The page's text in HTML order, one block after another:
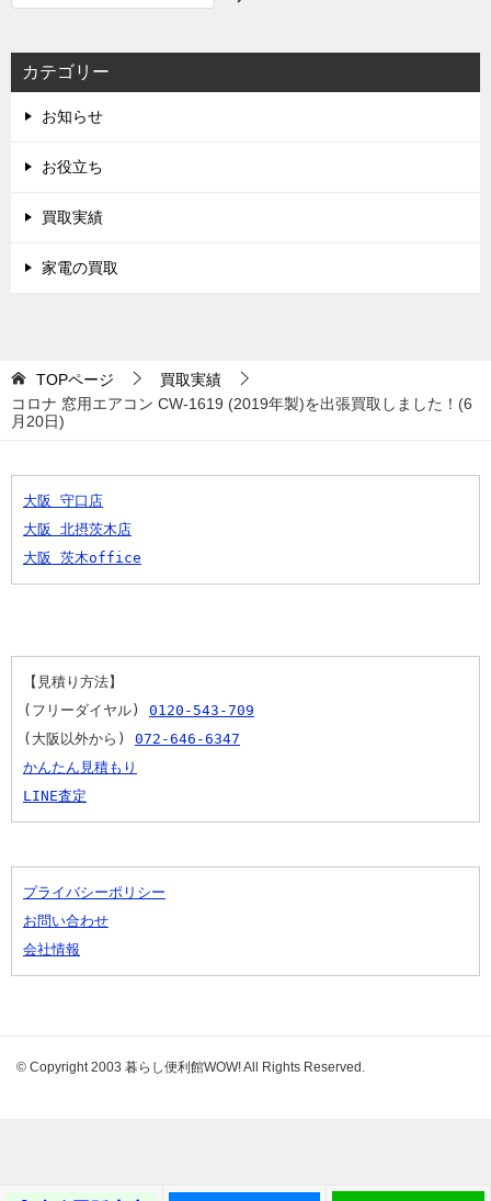
カテゴリー
お知らせ
お役立ち
買取実績
家電の買取
TOPページ
買取実績
コロナ 窓用エアコン CW-1619 (2019年製)を出張買取しました！(6
月20日)
大阪 守口店
大阪 北摂茨木店
大阪 茨木office
【見積り方法】
(フリーダイヤル) 0120-543-709
(大阪以外から) 072-646-6347
かんたん見積もり
LINE査定
プライバシーポリシー
お問い合わせ
会社情報
© Copyright 2003 暮らし便利館WOW! All Rights Reserved.